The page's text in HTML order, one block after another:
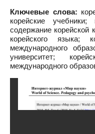
Ключевые слова:
корейские учебники;
содержание корейской
корейского языка;
международного
университет;
международного